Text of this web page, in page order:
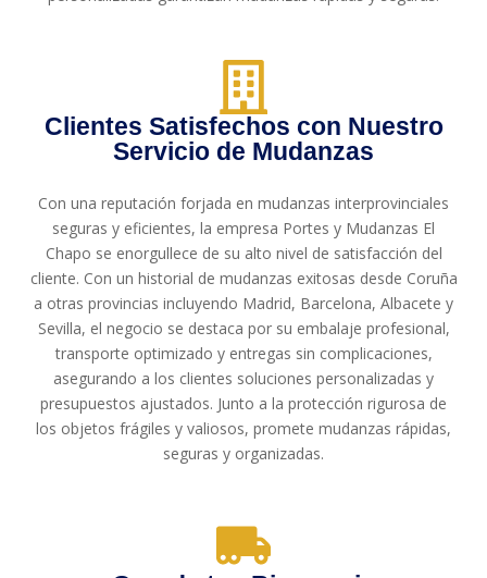
Clientes Satisfechos con Nuestro
Servicio de Mudanzas
Con una reputación forjada en mudanzas interprovinciales
seguras y eficientes, la empresa Portes y Mudanzas El
Chapo se enorgullece de su alto nivel de satisfacción del
cliente. Con un historial de mudanzas exitosas desde Coruña
a otras provincias incluyendo Madrid, Barcelona, Albacete y
Sevilla, el negocio se destaca por su embalaje profesional,
transporte optimizado y entregas sin complicaciones,
asegurando a los clientes soluciones personalizadas y
presupuestos ajustados. Junto a la protección rigurosa de
los objetos frágiles y valiosos, promete mudanzas rápidas,
seguras y organizadas.